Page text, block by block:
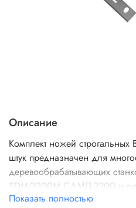
Описание
Комплект ножей
штук предназначен для
деревообрабатывающих
SDM-2000M,СДМП-2200 и
2200. Каждое лезвие
Показать полностью